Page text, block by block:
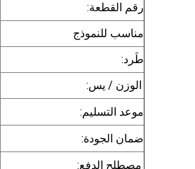
رقم القطعة:
مناسب للنموذج
طَرد:
الوزن / يس:
موعد التسليم:
ضمان الجودة:
مصطلح الدفع: